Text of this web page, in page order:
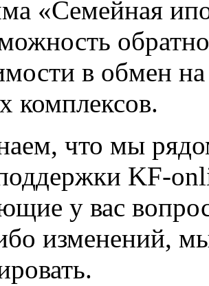
«Семейная
в обмен
комплексов.
что мы
KF-
у вас
изменений,